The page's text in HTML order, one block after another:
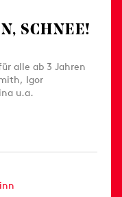
SCHNEE!
alle ab 3 Jahren
Igor
u.a.